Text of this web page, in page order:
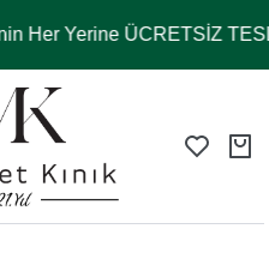
Her Yerine ÜCRETSİZ